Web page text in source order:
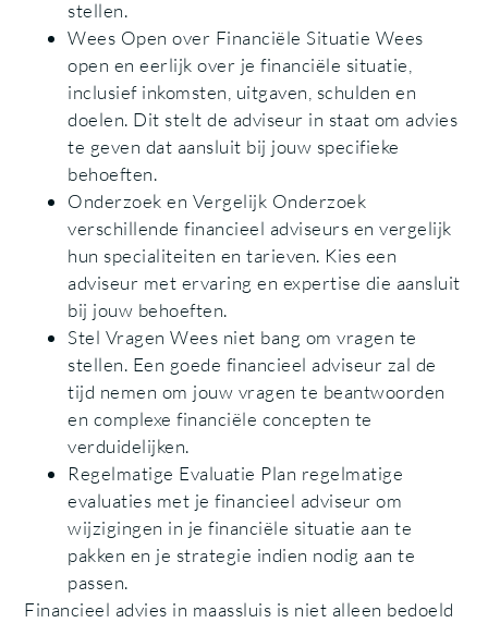
stellen.
Wees Open over Financiële Situatie Wees
open en eerlijk over je financiële situatie,
inclusief inkomsten, uitgaven, schulden en
doelen. Dit stelt de adviseur in staat om advies
te geven dat aansluit bij jouw specifieke
behoeften.
Onderzoek en Vergelijk Onderzoek
verschillende financieel adviseurs en vergelijk
hun specialiteiten en tarieven. Kies een
adviseur met ervaring en expertise die aansluit
bij jouw behoeften.
Stel Vragen Wees niet bang om vragen te
stellen. Een goede financieel adviseur zal de
tijd nemen om jouw vragen te beantwoorden
en complexe financiële concepten te
verduidelijken.
Regelmatige Evaluatie Plan regelmatige
evaluaties met je financieel adviseur om
wijzigingen in je financiële situatie aan te
pakken en je strategie indien nodig aan te
passen.
Financieel advies in maassluis is niet alleen bedoeld